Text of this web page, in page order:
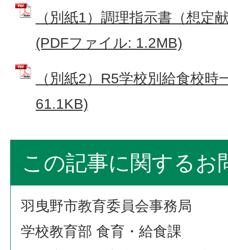
（別紙1）調理指示書（想定
(PDFファイル: 1.2MB)
（別紙2）R5学校別給食校
61.1KB)
この記事に関するお
羽曳野市教育委員会事務局
学校教育部 食育・給食課